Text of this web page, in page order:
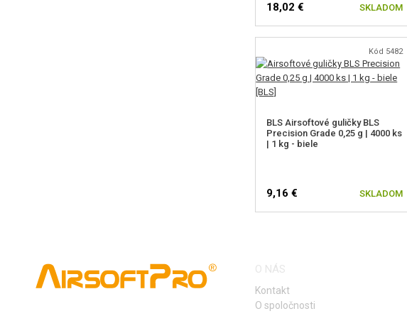
18,02 € SKLADOM
Kód 5482
BLS Airsoftové guličky BLS
Precision Grade 0,25 g | 4000 ks
| 1 kg - biele
9,16 € SKLADOM
O NÁS
Kontakt
O spoločnosti